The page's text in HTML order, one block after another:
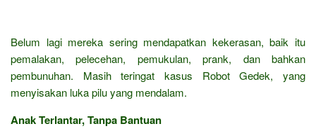
Belum lagi mereka sering mendapatkan kekerasan, baik itu
pemalakan, pelecehan, pemukulan, prank, dan bahkan
pembunuhan. Masih teringat kasus Robot Gedek, yang
menyisakan luka pilu yang mendalam.
Anak Terlantar, Tanpa Bantuan